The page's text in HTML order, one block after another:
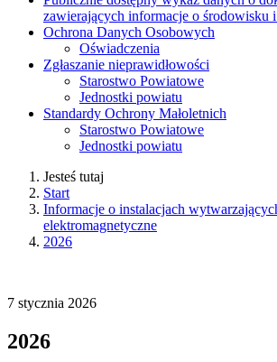
zawierających informacje o środowisku
Ochrona Danych Osobowych
Oświadczenia
Zgłaszanie nieprawidłowości
Starostwo Powiatowe
Jednostki powiatu
Standardy Ochrony Małoletnich
Starostwo Powiatowe
Jednostki powiatu
Jesteś tutaj
Start
Informacje o instalacjach
elektromagnetyczne
2026
7 stycznia 2026
2026